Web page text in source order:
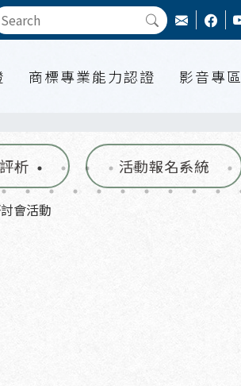
商標專業能力認證 影音專區
析 活動報名系統